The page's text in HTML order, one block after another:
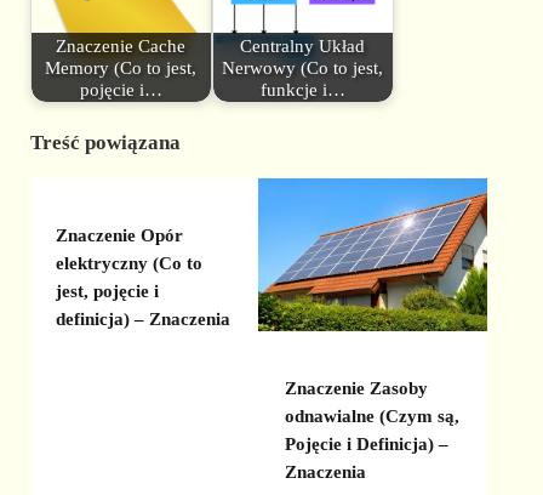
Znaczenie Cache
Memory (Co to jest,
pojęcie i…
Centralny Układ
Nerwowy (Co to jest,
funkcje i…
Treść powiązana
Znaczenie Opór
elektryczny (Co to
jest, pojęcie i
definicja) – Znaczenia
Znaczenie Zasoby
odnawialne (Czym są,
Pojęcie i Definicja) –
Znaczenia